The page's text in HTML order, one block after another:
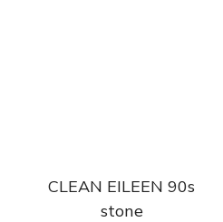
CLEAN EILEEN 90s
stone